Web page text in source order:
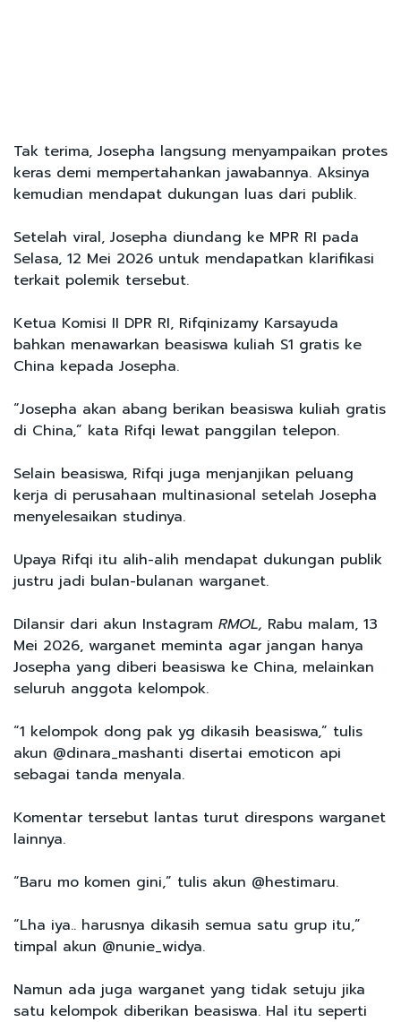
Tak terima, Josepha langsung menyampaikan protes
keras demi mempertahankan jawabannya. Aksinya
kemudian mendapat dukungan luas dari publik.
Setelah viral, Josepha diundang ke MPR RI pada
Selasa, 12 Mei 2026 untuk mendapatkan klarifikasi
terkait polemik tersebut.
Ketua Komisi II DPR RI, Rifqinizamy Karsayuda
bahkan menawarkan beasiswa kuliah S1 gratis ke
China kepada Josepha.
“Josepha akan abang berikan beasiswa kuliah gratis
di China,” kata Rifqi lewat panggilan telepon.
Selain beasiswa, Rifqi juga menjanjikan peluang
kerja di perusahaan multinasional setelah Josepha
menyelesaikan studinya.
Upaya Rifqi itu alih-alih mendapat dukungan publik
justru jadi bulan-bulanan warganet.
Dilansir dari akun Instagram RMOL, Rabu malam, 13
Mei 2026, warganet meminta agar jangan hanya
Josepha yang diberi beasiswa ke China, melainkan
seluruh anggota kelompok.
“1 kelompok dong pak yg dikasih beasiswa,” tulis
akun @dinara_mashanti disertai emoticon api
sebagai tanda menyala.
Komentar tersebut lantas turut direspons warganet
lainnya.
“Baru mo komen gini,” tulis akun @hestimaru.
“Lha iya.. harusnya dikasih semua satu grup itu,”
timpal akun @nunie_widya.
Namun ada juga warganet yang tidak setuju jika
satu kelompok diberikan beasiswa. Hal itu seperti